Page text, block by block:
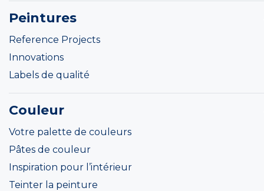
Peintures
Reference Projects
Innovations
Labels de qualité
Couleur
Votre palette de couleurs
Pâtes de couleur
Inspiration pour l’intérieur
Teinter la peinture